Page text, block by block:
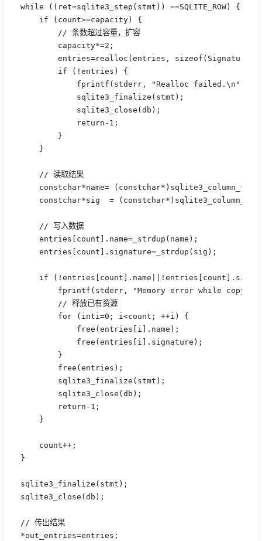
while ((ret=sqlite3_step(stmt)) ==SQLITE_ROW) {
if (count>=capacity) {
// 条数超过容量，扩容
capacity*=2;
entries=realloc(entries,
if (!entries) {
fprintf(stderr, "Realloc failed.\n");
sqlite3_finalize(stmt);
sqlite3_close(db);
return-1;
}
}
// 读取结果
constchar*name=
constchar*sig  =
// 写入数据
entries[count].name=_strdup(name);
entries[count].signature=_strdup(sig);
if
fprintf(stderr, "Memory error while copying
// 释放已有资源
for (inti=0; i<count; ++i) {
free(entries[i].name);
free(entries[i].signature);
}
free(entries);
sqlite3_finalize(stmt);
sqlite3_close(db);
return-1;
}
count++;
}
sqlite3_finalize(stmt);
sqlite3_close(db);
// 传出结果
*out_entries=entries;